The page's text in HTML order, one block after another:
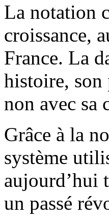
La notation
croissance,
France. La
histoire, son
non avec sa
Grâce à la
système
aujourd’hui
un passé